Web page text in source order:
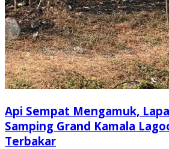
Api Sempat Mengamuk,
Samping Grand Kamala
Terbakar